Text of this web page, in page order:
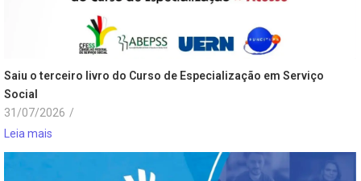
Saiu o terceiro livro do Curso de Especialização em Serviço
Social
31/07/2026 /
Leia mais